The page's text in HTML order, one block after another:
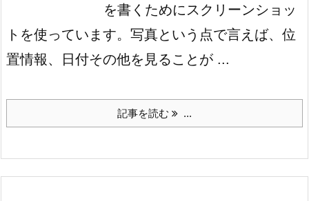
を書くためにスクリーンショッ
トを使っています。 写真という点で言えば、位
置情報、日付その他を見ることが ...
記事を読む ...